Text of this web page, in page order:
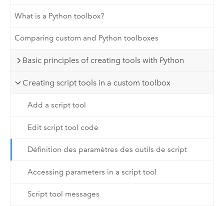
What is a Python toolbox?
Comparing custom and Python toolboxes
Basic principles of creating tools with Python
Creating script tools in a custom toolbox
Add a script tool
Edit script tool code
Définition des paramètres des outils de script
Accessing parameters in a script tool
Script tool messages